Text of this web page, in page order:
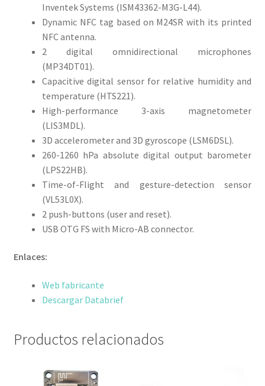
Inventek Systems (ISM43362-M3G-L44).
Dynamic NFC tag based on M24SR with its printed
NFC antenna.
2 digital omnidirectional microphones
(MP34DT01).
Capacitive digital sensor for relative humidity and
temperature (HTS221).
High-performance 3-axis magnetometer
(LIS3MDL).
3D accelerometer and 3D gyroscope (LSM6DSL).
260-1260 hPa absolute digital output barometer
(LPS22HB).
Time-of-Flight and gesture-detection sensor
(VL53L0X).
2 push-buttons (user and reset).
USB OTG FS with Micro-AB connector.
Enlaces:
Web fabricante
Descargar Databrief
Productos relacionados